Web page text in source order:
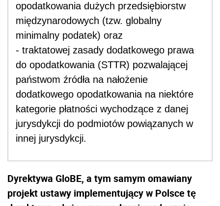
opodatkowania dużych przedsiębiorstw
międzynarodowych (tzw. globalny
minimalny podatek) oraz
- traktatowej zasady dodatkowego prawa
do opodatkowania (STTR) pozwalającej
państwom źródła na nałożenie
dodatkowego opodatkowania na niektóre
kategorie płatności wychodzące z danej
jurysdykcji do podmiotów powiązanych w
innej jurysdykcji.
Dyrektywa GloBE, a tym samym omawiany
projekt ustawy implementujący w Polsce tę